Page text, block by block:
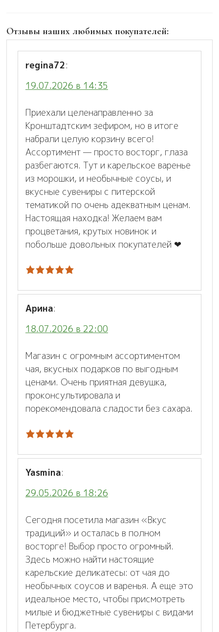
Отзывы наших любимых покупателей:
regina72:
19.07.2026 в 14:35
Приехали целенаправленно за
Кронштадтским зефиром, но в итоге
набрали целую корзину всего!
Ассортимент — просто восторг, глаза
разбегаются. Тут и карельское варенье
из морошки, и необычные соусы, и
вкусные сувениры с питерской
тематикой по очень адекватным ценам.
Настоящая находка! Желаем вам
процветания, крутых новинок и
побольше довольных покупателей ❤
Арина:
18.07.2026 в 22:00
Магазин с огромным ассортиментом
чая, вкусных подарков по выгодным
ценами. Очень приятная девушка,
проконсультировала и
порекомендовала сладости без сахара.
Yasmina:
29.05.2026 в 18:26
Сегодня посетила магазин «Вкус
традиций» и осталась в полном
восторге! Выбор просто огромный.
Здесь можно найти настоящие
карельские деликатесы: от чая до
необычных соусов и варенья. А еще это
идеальное место, чтобы присмотреть
милые и бюджетные сувениры с видами
Петербурга.